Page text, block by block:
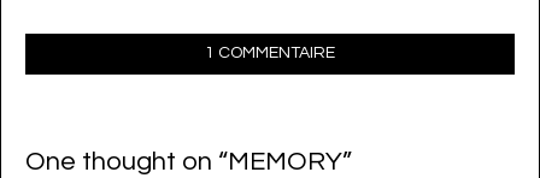
1 COMMENTAIRE
One thought on “MEMORY”